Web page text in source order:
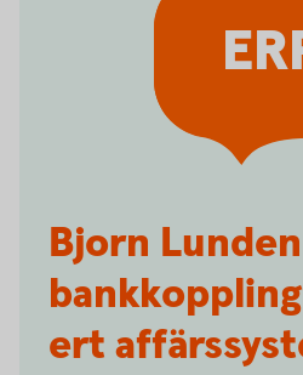
Bjorn Lunden
ert